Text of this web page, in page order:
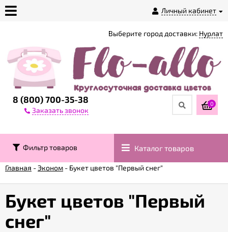
Личный кабинет
магазине
Доставка
Контакты
Гарантии
8 (800) 700-35-38
Заказать звонок
Выберите город доставки: Нурлат
0
Фильтр товаров Каталог товаров
Главная -Эконом - Букет цветов "Первый снег"
Букет цветов "Первый
снег"